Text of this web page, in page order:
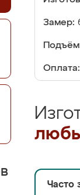
Замер:
Оплата:
Часто